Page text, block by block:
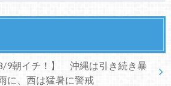
8/9朝イチ！】 沖縄は引き続き暴
に、西は猛暑に警戒